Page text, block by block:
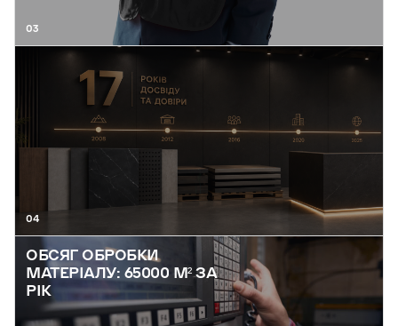
03
04
ОБСЯГ ОБРОБКИ
МАТЕРІАЛУ: 65000 М² ЗА
РІК